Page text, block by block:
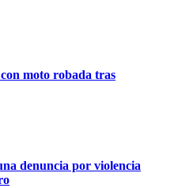
moto robada tras
denuncia por violencia